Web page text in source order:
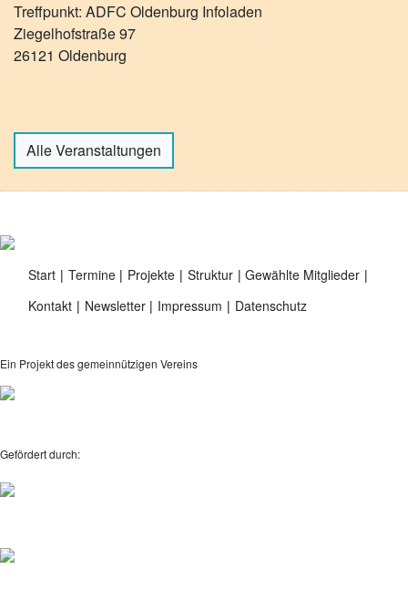
Treffpunkt: ADFC Oldenburg Infoladen
Ziegelhofstraße 97
26121 Oldenburg
Alle Veranstaltungen
Start Termine Projekte Struktur
Gewählte Mitglieder
Kontakt
Newsletter Impressum Datenschutz
Ein Projekt des gemeinnützigen Vereins
Gefördert durch: